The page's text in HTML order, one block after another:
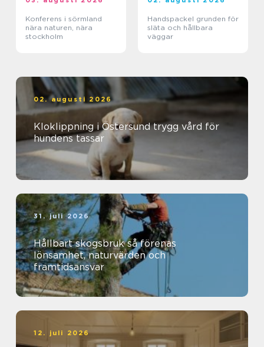
Konferens i sörmland
nära naturen, nära
stockholm
Handspackel grunden för
släta och hållbara
väggar
02. augusti 2026
Kloklippning i Östersund trygg vård för
hundens tassar
31. juli 2026
Hållbart skogsbruk så förenas
lönsamhet, naturvärden och
framtidsansvar
12. juli 2026